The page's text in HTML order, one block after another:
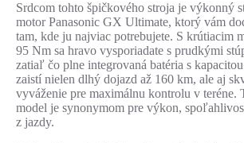
Srdcom tohto špičkového stroja je výkonný
motor Panasonic GX Ultimate, ktorý vám
tam, kde ju najviac potrebujete. S krútiacim
95 Nm sa hravo vysporiadate s prudkými
zatiaľ čo plne integrovaná batéria s
zaistí nielen dlhý dojazd až 160 km, ale aj
vyváženie pre maximálnu kontrolu v teréne.
model je synonymom pre výkon,
z jazdy.